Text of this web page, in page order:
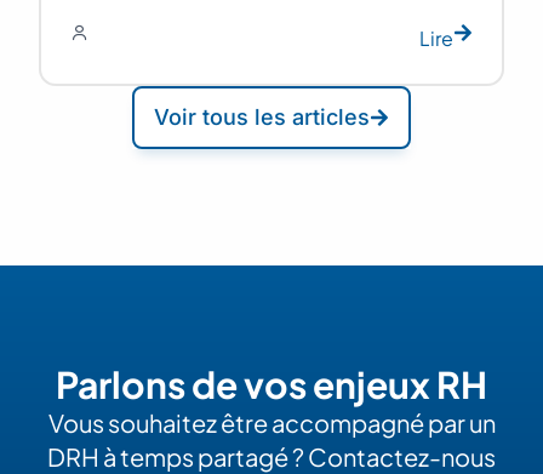
Lire
Voir tous les articles
Parlons de vos enjeux RH
Vous souhaitez être accompagné par un
DRH à temps partagé ? Contactez-nous